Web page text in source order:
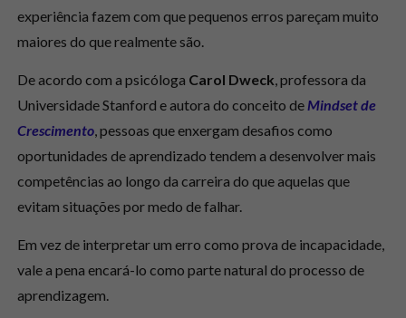
experiência fazem com que pequenos erros pareçam muito
maiores do que realmente são.
De acordo com a psicóloga Carol Dweck, professora da
Universidade Stanford e autora do conceito deMindset de
Crescimento, pessoas que enxergam desafios como
oportunidades de aprendizado tendem a desenvolver mais
competências ao longo da carreira do que aquelas que
evitam situações por medo de falhar.
Em vez de interpretar um erro como prova de incapacidade,
vale a pena encará-lo como parte natural do processo de
aprendizagem.